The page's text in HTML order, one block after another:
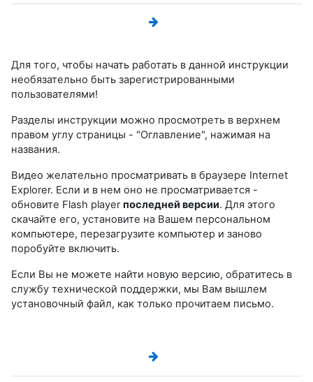
Для того, чтобы начать работать в данной инструкции
необязательно быть зарегистрированными
пользователями!
Разделы инструкции можно просмотреть в верхнем
правом углу страницы - "Оглавление", нажимая на
названия.
Видео желательно просматривать в браузере Internet
Explorer. Если и в нем оно не просматривается -
обновите Flash playerпоследней версии. Для этого
скачайте его, установите на Вашем персональном
компьютере, перезагрузите компьютер и заново
поробуйте включить.
Если Вы не можете найти новую версию, обратитесь в
службу технической поддержки, мы Вам вышлем
установочный файл, как только прочитаем письмо.